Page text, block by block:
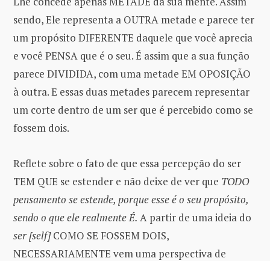
sendo, Ele representa a OUTRA metade e parece ter
um propósito DIFERENTE daquele que você aprecia
e você PENSA que é o seu. É assim que a sua função
parece DIVIDIDA, com uma metade EM OPOSIÇÃO
à outra. E essas duas metades parecem representar
um corte dentro de um ser que é percebido como se
fossem dois.
Reflete sobre o fato de que essa percepção do ser
TEM QUE se estender e não deixe de ver que TODO
pensamento se estende, porque esse é o seu propósito,
sendo o que ele realmente É. A partir de uma ideia do
ser [self]COMO SE FOSSEM DOIS,
NECESSARIAMENTE vem uma perspectiva de